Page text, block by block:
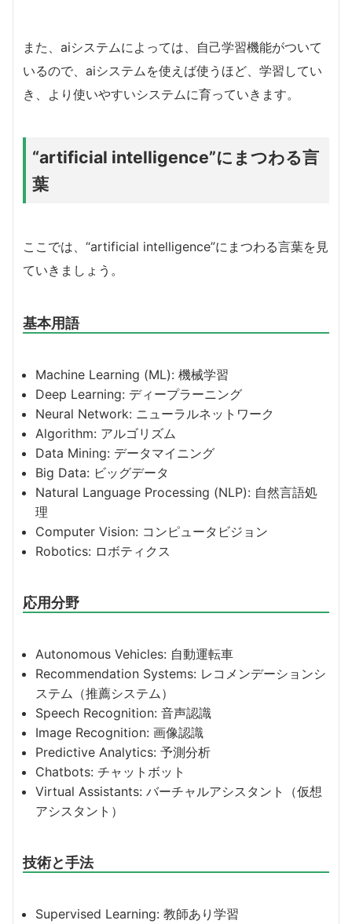
また、aiシステムによっては、自己学習機能がついて
いるので、aiシステムを使えば使うほど、学習してい
き、より使いやすいシステムに育っていきます。
“artificial intelligence”にまつわる言
葉
ここでは、“artificial intelligence”にまつわる言葉を見
ていきましょう。
基本用語
Machine Learning (ML): 機械学習
Deep Learning: ディープラーニング
Neural Network: ニューラルネットワーク
Algorithm: アルゴリズム
Data Mining: データマイニング
Big Data: ビッグデータ
Natural Language Processing (NLP): 自然言語処
理
Computer Vision: コンピュータビジョン
Robotics: ロボティクス
応用分野
Autonomous Vehicles: 自動運転車
Recommendation Systems: レコメンデーションシ
ステム（推薦システム）
Speech Recognition: 音声認識
Image Recognition: 画像認識
Predictive Analytics: 予測分析
Chatbots: チャットボット
Virtual Assistants: バーチャルアシスタント（仮想
アシスタント）
技術と手法
Supervised Learning: 教師あり学習